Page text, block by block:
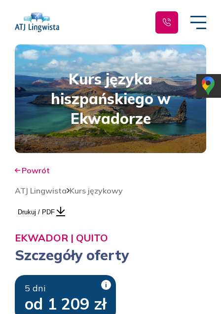
Kurs języka
hiszpańskiego w
Ekwadorze
Powrót
ATJ Lingwista Kurs językowy
Drukuj / PDF
EKWADOR | QUITO
Szczegóły oferty
5 dni
od 1 209 zł
i